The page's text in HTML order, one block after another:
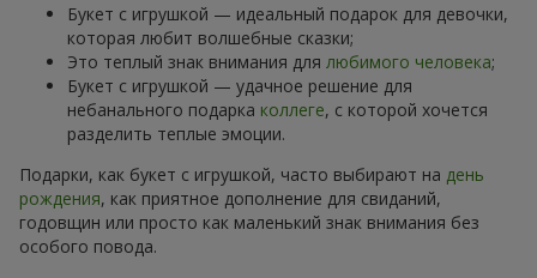
Букет с игрушкой — идеальный подарок для девочки,
которая любит волшебные сказки;
Это теплый знак внимания для любимого человека;
Букет с игрушкой — удачное решение для
небанального подарка коллеге, с которой хочется
разделить теплые эмоции.
Подарки, как букет с игрушкой, часто выбирают на день
рождения, как приятное дополнение для свиданий,
годовщин или просто как маленький знак внимания без
особого повода.